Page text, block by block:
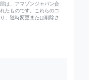
は、アマゾンジャパン合
たものです。これらのコ
、随時変更または削除さ